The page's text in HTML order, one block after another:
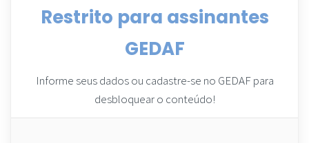
Restrito para assinantes
GEDAF
Informe seus dados ou cadastre-se no GEDAF para
desbloquear o conteúdo!